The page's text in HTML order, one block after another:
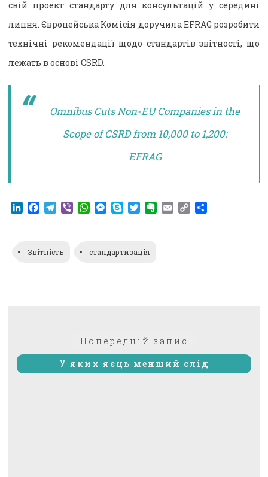
свій проект стандарту для консультацій у середині
липня. Європейська Комісія доручила EFRAG розробити
технічні рекомендації щодо стандартів звітності, що
лежать в основі CSRD.
Omnibus Cuts Non-EU Companies in the
Scope of CSRD from 10,000 to 1,200:
EFRAG
LinkedIn
Facebook
Telegram
ViberWhatsApp
Messenger
SkypeTwitterEvernote
EmailCopy
Звітність стандартизація
Попередній запис
У яких яєць менший слід